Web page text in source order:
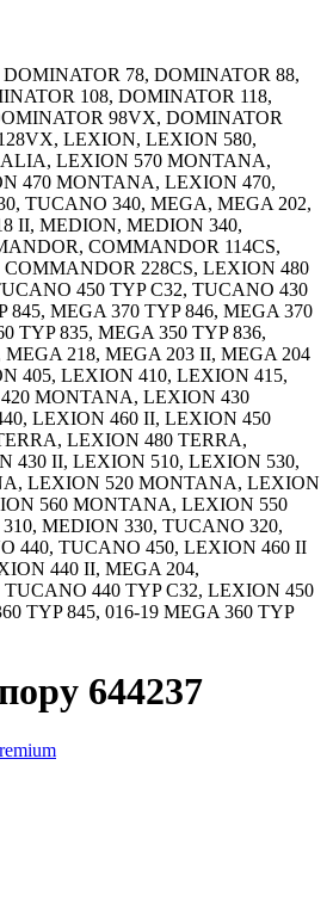
78, DOMINATOR 88,
108, DOMINATOR 118,
98VX, DOMINATOR
LEXION, LEXION 580,
LEXION 570 MONTANA,
470 MONTANA, LEXION 470,
TUCANO 340, MEGA, MEGA 202,
II, MEDION, MEDION 340,
COMMANDOR 114CS,
228CS, LEXION 480
450 TYP C32, TUCANO 430
845, MEGA 370 TYP 846, MEGA 370
TYP 835, MEGA 350 TYP 836,
218, MEGA 203 II, MEGA 204
405, LEXION 410, LEXION 415,
MONTANA, LEXION 430
LEXION 460 II, LEXION 450
LEXION 480 TERRA,
430 II, LEXION 510, LEXION 530,
LEXION 520 MONTANA, LEXION
560 MONTANA, LEXION 550
MEDION 330, TUCANO 320,
440, TUCANO 450, LEXION 460 II
440 II, MEGA 204,
440 TYP C32, LEXION 450
TYP 845, 016-19 MEGA 360 TYP
644237